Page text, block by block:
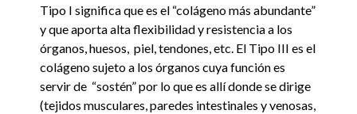
Tipo I significa que es el “colágeno más abundante”
y que aporta alta flexibilidad y resistencia a los
órganos, huesos, piel, tendones, etc. El Tipo III es el
colágeno sujeto a los órganos cuya función es
servir de “sostén” por lo que es allí donde se dirige
(tejidos musculares, paredes intestinales y venosas,